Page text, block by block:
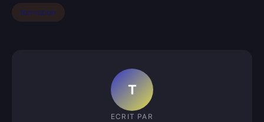
formation
T
ECRIT PAR